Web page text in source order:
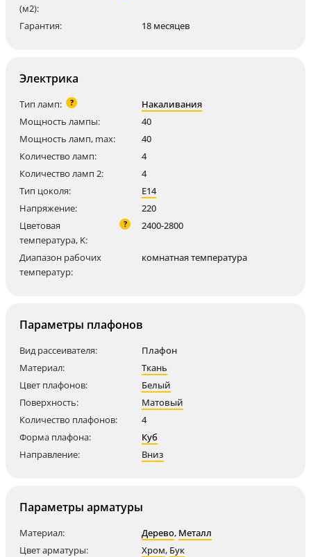
(м2):
Гарантия: 18 месяцев
Электрика
Тип ламп: ?
Накаливания
Мощность лампы:
40
Мощность ламп, max:
40
Количество ламп:
4
Количество ламп 2:
4
Тип цоколя:
E14
Напряжение:
220
Цветовая
температура, K:
? 2400-2800
Диапазон рабочих
температур:
комнатная температура
Параметры плафонов
Вид рассеивателя:
Плафон
Материал:
Ткань
Цвет плафонов:
Белый
Поверхность:
Матовый
Количество плафонов:
4
Форма плафона:
Куб
Направление:
Вниз
Параметры арматуры
Материал: Дерево, Металл
Цвет арматуры:
Хром, Бук